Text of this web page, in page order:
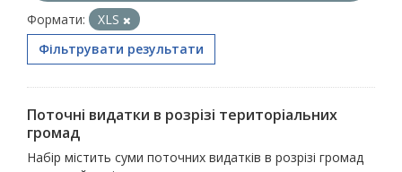
Формати:
XLS
Фільтрувати результати
Поточні видатки в розрізі територіальних
громад
Набір містить суми поточних видатків в розрізі громад